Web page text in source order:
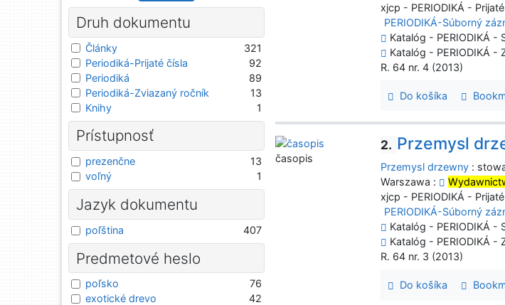
xjcp - PERIODIKÁ -
PERIODIKÁ-Súborný
Katalóg - PERIODIKÁ -
Katalóg - PERIODIKÁ -
R. 64 nr. 4 (2013)
Do košíka
2. Przemysl
Przemysl drzewny :
Warszawa :
xjcp - PERIODIKÁ -
PERIODIKÁ-Súborný
Katalóg - PERIODIKÁ -
Katalóg - PERIODIKÁ -
R. 64 nr. 3 (2013)
Do košíka
časopis
Druh dokumentu
Články
321
Periodiká-Prijaté čísla
92
Periodiká
89
Periodiká-Zviazaný ročník
13
Knihy
1
Prístupnosť
prezenčne
13
voľný
1
Jazyk dokumentu
poľština 407
Predmetové heslo
poľsko
76
exotické drevo
42